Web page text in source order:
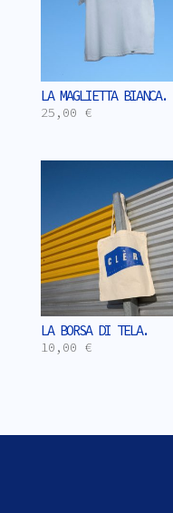
LA MAGLIETTA BIANCA.
25,00 €
LA BORSA DI TELA.
10,00 €